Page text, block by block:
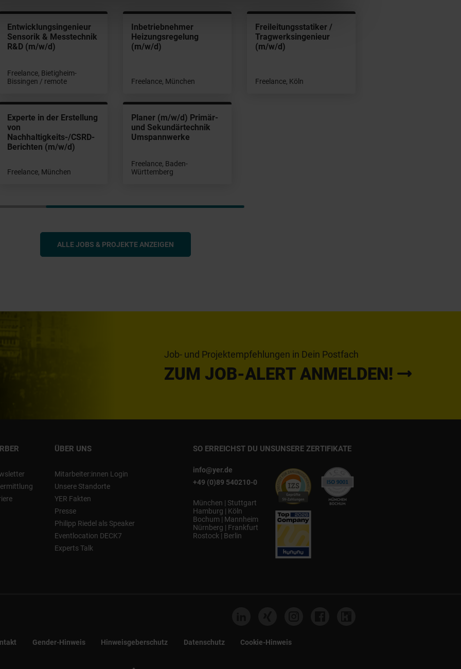
Entwicklungsingenieur
Sensorik & Messtechnik
R&D (m/w/d)
Freelance, Bietigheim-
Bissingen / remote
Experte in der Erstellung
von
Nachhaltigkeits-/CSRD-
Berichten (m/w/d)
Freelance, München
Inbetriebnehmer
Heizungsregelung
(m/w/d)
Freelance, München
Planer (m/w/d) Primär-
und Sekundärtechnik
Umspannwerke
Freelance, Baden-
Württemberg
Freileitungsstatiker /
Tragwerksingenieur
(m/w/d)
Freelance, Köln
ALLE JOBS & PROJEKTE ANZEIGEN
Job- und Projektempfehlungen in Dein Postfach
ZUM JOB-ALERT ANMELDEN!
ÜBER UNS
Mitarbeiter:innen Login
Unsere Standorte
YER Fakten
Presse
Philipp Riedel als Speaker
Eventlocation DECK7
Experts Talk
SO ERREICHST DU UNS
info@yer.de
+49 (0)89 540210-0
München | Stuttgart
Hamburg | Köln
Bochum | Mannheim
Nürnberg | Frankfurt
Rostock | Berlin
UNSERE ZERTIFIKATE
Gender-Hinweis Hinweisgeberschutz Datenschutz Cookie-Hinweis